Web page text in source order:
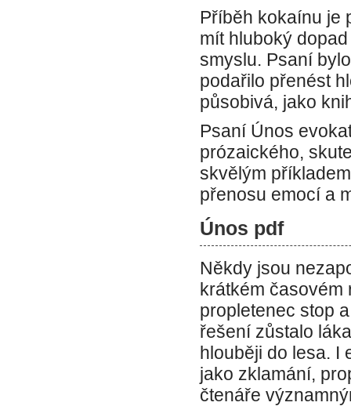
Příběh kokaínu je
mít hluboký
smyslu. Psaní
podařilo přenést
působivá, jako
Psaní Únos
prózaického,
skvělým
přenosu emocí a
Únos pdf
Někdy jsou
krátkém časovém
propletenec stop
řešení zůstalo
hlouběji do lesa. I
jako zklamání,
čtenáře